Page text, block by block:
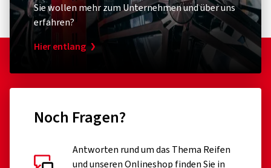
Sie wollen mehr zum Unternehmen und über uns
erfahren?
Hier entlang
Noch Fragen?
Antworten rund um das Thema Reifen
und unseren Onlineshop finden Sie in